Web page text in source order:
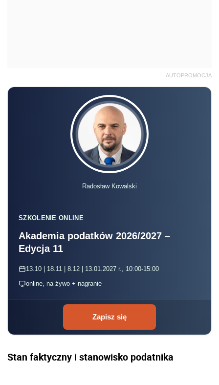
AUTOPROMOCJA
Radosław Kowalski
SZKOLENIE ONLINE
Akademia podatków 2026/2027 –
Edycja 11
13.10 | 18.11 | 8.12 | 13.01.2027 r., 10:00-15:00
online, na żywo + nagranie
Zapisz się
Stan faktyczny i stanowisko podatnika